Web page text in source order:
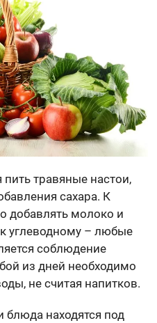
травяные настои,
сахара. К
добавлять молоко и
углеводному – любые
соблюдение
из дней необходимо
не считая напитков.
блюда находятся под